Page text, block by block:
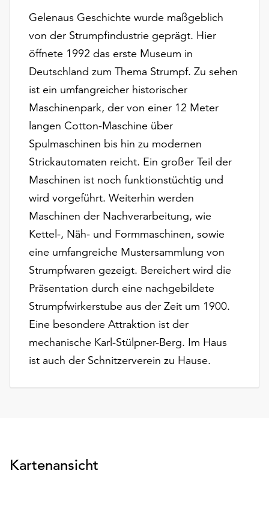
Seite
Schaltfläche
„Cookie-
Einstellungen“
Verfügung.
Cookies
werden
auch
ohne
Einverständnis
weiterhin
ausgeführt.
Möchten
verwendeten
Cookies
anpassen,
über
Informationen
Gelenaus Geschichte wurde maßgeblich
von der Strumpfindustrie geprägt. Hier
öffnete 1992 das erste Museum in
Deutschland zum Thema Strumpf. Zu sehen
ist ein umfangreicher historischer
Maschinenpark, der von einer 12 Meter
langen Cotton-Maschine über
Spulmaschinen bis hin zu modernen
Strickautomaten reicht. Ein großer Teil der
Maschinen ist noch funktionstüchtig und
wird vorgeführt. Weiterhin werden
Maschinen der Nachverarbeitung, wie
Kettel-, Näh- und Formmaschinen, sowie
eine umfangreiche Mustersammlung von
Strumpfwaren gezeigt. Bereichert wird die
Präsentation durch eine nachgebildete
Strumpfwirkerstube aus der Zeit um 1900.
Eine besondere Attraktion ist der
mechanische Karl-Stülpner-Berg. Im Haus
ist auch der Schnitzerverein zu Hause.
Kartenansicht